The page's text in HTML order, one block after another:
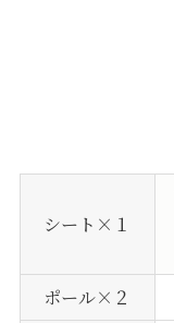
シート×１
ポール×２